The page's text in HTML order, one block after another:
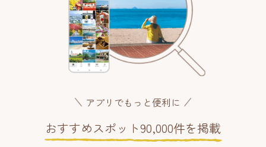
アプリでもっと便利に
おすすめスポット90,000件を掲載